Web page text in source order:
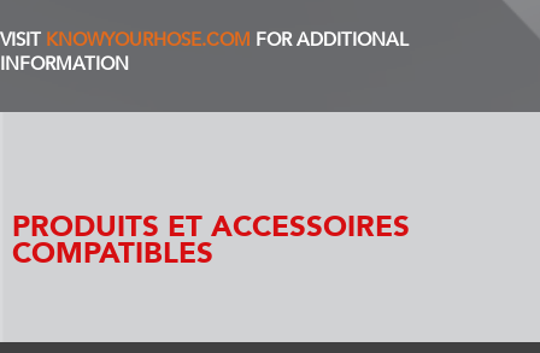
VISIT KNOWYOURHOSE.COM FOR ADDITIONAL
INFORMATION
PRODUITS ET ACCESSOIRES
COMPATIBLES